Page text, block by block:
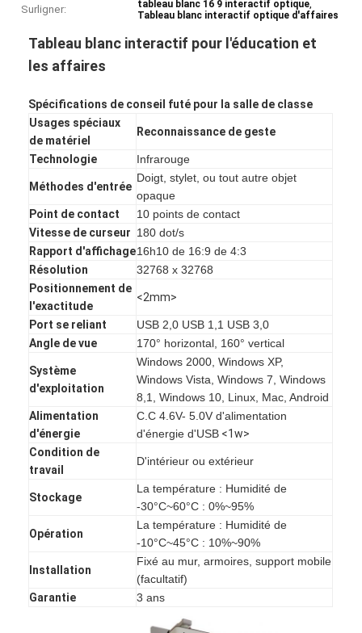
Aperçu
Produits
Surligner:
tableau blanc 16 9 interactif optique,
Tableau blanc interactif optique d'affaires
Tableau blanc interactif pour l'éducation et
les affaires
Spécifications de conseil futé pour la salle de classe
Usages spéciaux
de matériel
Reconnaissance de geste
Technologie Infrarouge
Méthodes d'entrée
Doigt, stylet, ou tout autre objet
opaque
Point de contact
10 points de contact
Vitesse de curseur 180 dot/s
Rapport d'affichage16h10 de 16:9 de 4:3
Résolution
32768 x 32768
Positionnement de
l'exactitude
<2mm>
Port se reliant
USB 2,0 USB 1,1 USB 3,0
Angle de vue
170° horizontal, 160° vertical
Système
d'exploitation
Windows 2000, Windows XP,
Windows Vista, Windows 7, Windows
8,1, Windows 10, Linux, Mac, Android
Alimentation
d'énergie
C.C 4.6V- 5.0V d'alimentation
d'énergie d'USB <1w>
Condition de
travail
D'intérieur ou extérieur
Stockage
La température : Humidité de
-30°C~60°C : 0%~95%
Opération
La température : Humidité de
-10°C~45°C : 10%~90%
Installation
Fixé au mur, armoires, support mobile
(facultatif)
Garantie
3 ans